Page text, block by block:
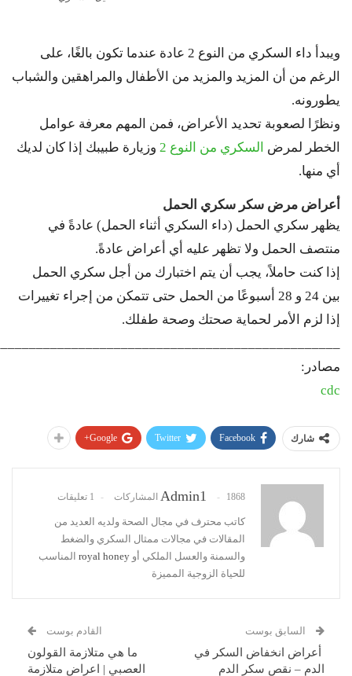
ويبدأ داء السكري من النوع 2 عادة عندما تكون بالغًا، على
الرغم من أن المزيد والمزيد من الأطفال والمراهقين والشباب
يطورونه.
ونظرًا لصعوبة تحديد الأعراض، فمن المهم معرفة عوامل
الخطر لمرض السكري من النوع 2
وزيارة طبيبك إذا كان لديك
أي منها.
أعراض مرض سكر سكري الحمل
يظهر سكري الحمل (داء السكري أثناء الحمل) عادةً في
منتصف الحمل ولا تظهر عليه أي أعراض عادةً.
إذا كنت حاملاً، يجب أن يتم اختبارك من أجل سكري الحمل
بين 24 و 28 أسبوعًا من الحمل حتى تتمكن من إجراء تغييرات
إذا لزم الأمر لحماية صحتك وصحة طفلك.
مصادر:
cdc
شارك Facebook
Twitter
Google+
Admin1 1868 المشاركات 1 تعليقات
كاتب محترف في مجال الصحة ولديه العديد من
المقالات في مجالات ممثال السكري والضغط
والسمنة والعسل الملكي أو royal honey المناسب
للحياة الزوجية المميزة
السابق بوست
أعراض انخفاض السكر في
الدم – نقص سكر الدم
القادم بوست
ما هي متلازمة القولون
العصبي | اعراض متلازمة